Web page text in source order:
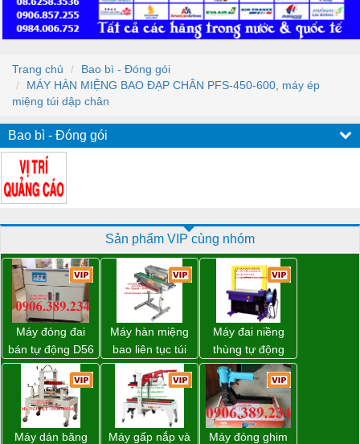
Trang chủ
Bao bì - Đóng gói
MÁY HÀN MIỆNG BAO ĐẠP CHÂN PFS-450-600, máy ép
miệng túi dập chân
Bao bì - Đóng gói
Sản phẩm VIP cùng nhóm
Máy đóng đai
bán tự động D56
Strapack
Máy hàn miệng
bao liên tục túi
nằm nghiêng.
Máy đai niềng
thùng tự động
DBA-200 giá tốt
Máy dán băng
Máy gấp nắp và
Máy đóng ghim